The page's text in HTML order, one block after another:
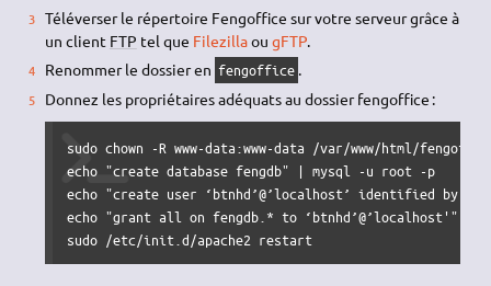
Téléverser le répertoire Fengoffice sur votre serveur grâce à
un client FTP tel que Filezillaou gFTP.
Renommer le dossier en fengoffice .
Donnez les propriétaires adéquats au dossier fengoffice :
sudo chown -R www-data:www-data /var/www/html/
echo "create database fengdb" | mysql -u root -p
echo "create user ‘btnhd’@’localhost’ identified by
echo "grant all on fengdb.* to ‘btnhd’@’localhost'" |
sudo /etc/init.d/apache2 restart